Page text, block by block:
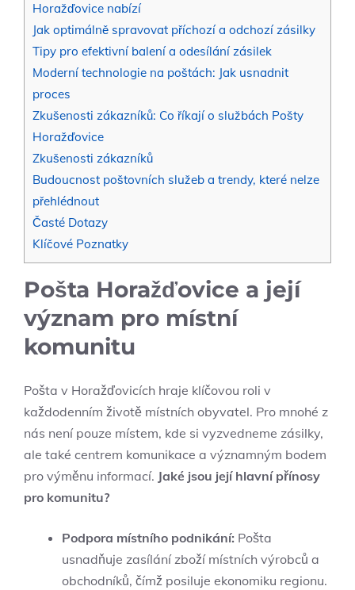
Horažďovice nabízí
Jak optimálně spravovat příchozí a odchozí zásilky
Tipy pro efektivní balení a odesílání zásilek
Moderní technologie na poštách: Jak usnadnit
proces
Zkušenosti zákazníků: Co říkají o službách Pošty
Horažďovice
Zkušenosti zákazníků
Budoucnost poštovních služeb a trendy, které nelze
přehlédnout
Časté Dotazy
Klíčové Poznatky
Pošta Horažďovice a její
význam pro místní
komunitu
Pošta v Horažďovicích hraje klíčovou roli v
každodenním životě místních obyvatel. Pro mnohé z
nás není pouze místem, kde si vyzvedneme zásilky,
ale také centrem komunikace a významným bodem
pro výměnu informací. Jaké jsou její hlavní přínosy
pro komunitu?
Podpora místního podnikání: Pošta
usnadňuje zasílání zboží místních výrobců a
obchodníků, čímž posiluje ekonomiku regionu.